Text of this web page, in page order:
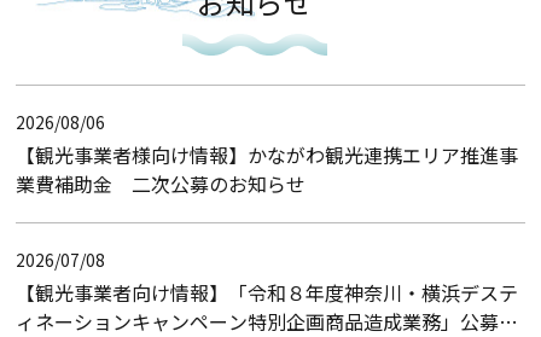
2026/08/06
【観光事業者様向け情報】かながわ観光連携エリア推進事
業費補助金 二次公募のお知らせ
2026/07/08
【観光事業者向け情報】「令和８年度神奈川・横浜デステ
ィネーションキャンペーン特別企画商品造成業務」公募型